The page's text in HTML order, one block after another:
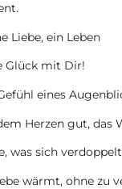
Liebe, ein Leben
Glück mit Dir!
eines
Herzen gut, das
was sich
wärmt, ohne zu